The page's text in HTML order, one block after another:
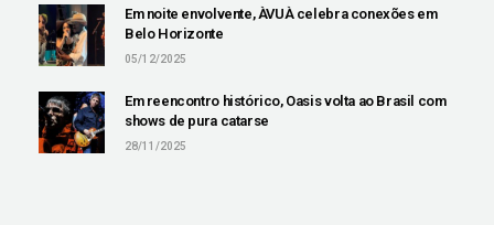
Em noite envolvente, ÀVUÀ celebra conexões em
Belo Horizonte
05/12/2025
Em reencontro histórico, Oasis volta ao Brasil com
shows de pura catarse
28/11/2025